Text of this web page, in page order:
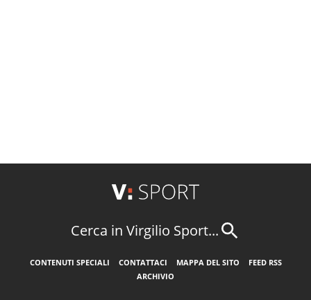
Cerca in Virgilio Sport...
CONTENUTI SPECIALI CONTATTACI MAPPA DEL SITO
FEED RSS
ARCHIVIO